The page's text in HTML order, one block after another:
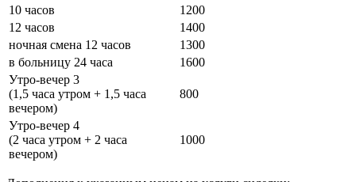
10 часов
1200
12 часов
1400
ночная смена 12 часов
1300
в больницу 24 часа
1600
Утро-вечер 3
(1,5 часа утром + 1,5 часа
вечером)
800
Утро-вечер 4
(2 часа утром + 2 часа
вечером)
1000